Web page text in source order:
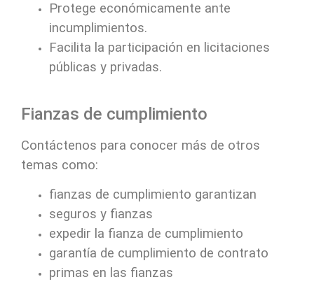
Protege económicamente ante
incumplimientos.
Facilita la participación en licitaciones
públicas y privadas.
Fianzas de cumplimiento
Contáctenos para conocer más de otros
temas como:
fianzas de cumplimiento garantizan
seguros y fianzas
expedir la fianza de cumplimiento
garantía de cumplimiento de contrato
primas en las fianzas